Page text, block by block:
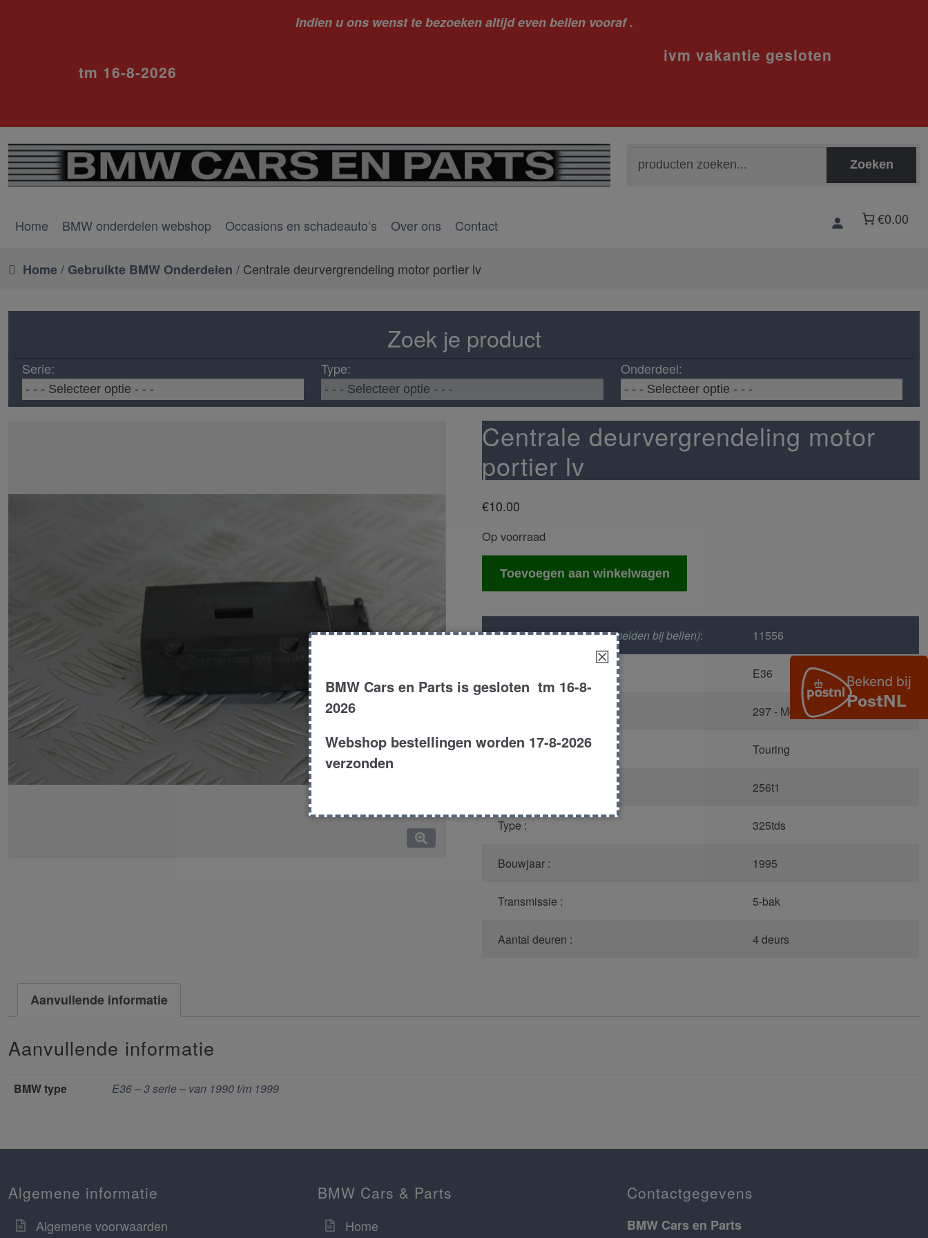
Indien u ons wenst te bezoeken altijd even bellen vooraf .
ivm vakantie gesloten
tm 16-8-2026
naar:
Zoeken
Home BMW onderdelen webshop Occasions en schadeauto’s Over ons Contact €0.00
Home/ Gebruikte BMW Onderdelen / Centrale deurvergrendeling motor portier lv
Zoek je product
Serie: Type: Onderdeel:
Centrale deurvergrendeling motor
portier lv
€10.00
Op voorraad
Centrale
deurvergrendeling
Toevoegen aan winkelwagen
Productnummer(graag melden bij bellen): 11556
E36
297 - Montreal Blau Metallic
Carroserie : Touring
256t1
Type : 325tds
Bouwjaar : 1995
Transmissie : 5-bak
Aantal deuren : 4 deurs
Aanvullende informatie
Aanvullende informatie
BMW type E36 – 3 serie – van 1990 t/m 1999
Algemene informatie
Algemene voorwaarden
BMW Cars & Parts
Home
Contactgegevens
BMW Cars en Parts
☒
BMW Cars en Parts is gesloten tm 16-8-
2026
Webshop bestellingen worden 17-8-2026
verzonden